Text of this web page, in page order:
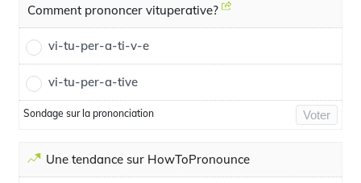
Comment prononcer vituperative?
vi-tu-per-a-ti-v-e
vi-tu-per-a-tive
Sondage sur la prononciation Voter
Une tendance sur HowToPronounce